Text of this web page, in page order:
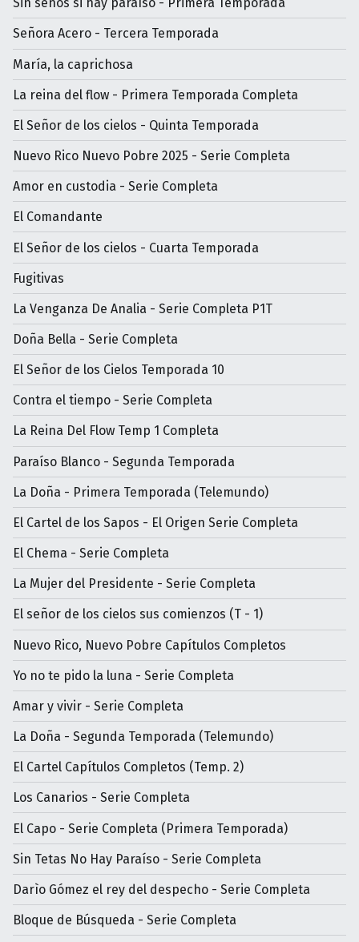
Señora Acero - Tercera Temporada
María, la caprichosa
La reina del flow - Primera Temporada Completa
El Señor de los cielos - Quinta Temporada
Nuevo Rico Nuevo Pobre 2025 - Serie Completa
Amor en custodia - Serie Completa
El Comandante
El Señor de los cielos - Cuarta Temporada
Fugitivas
La Venganza De Analia - Serie Completa P1T
Doña Bella - Serie Completa
El Señor de los Cielos Temporada 10
Contra el tiempo - Serie Completa
La Reina Del Flow Temp 1 Completa
Paraíso Blanco - Segunda Temporada
La Doña - Primera Temporada (Telemundo)
El Cartel de los Sapos - El Origen Serie Completa
El Chema - Serie Completa
La Mujer del Presidente - Serie Completa
El señor de los cielos sus comienzos (T - 1)
Nuevo Rico, Nuevo Pobre Capítulos Completos
Yo no te pido la luna - Serie Completa
Amar y vivir - Serie Completa
La Doña - Segunda Temporada (Telemundo)
El Cartel Capítulos Completos (Temp. 2)
Los Canarios - Serie Completa
El Capo - Serie Completa (Primera Temporada)
Sin Tetas No Hay Paraíso - Serie Completa
Darìo Gómez el rey del despecho - Serie Completa
Bloque de Búsqueda - Serie Completa